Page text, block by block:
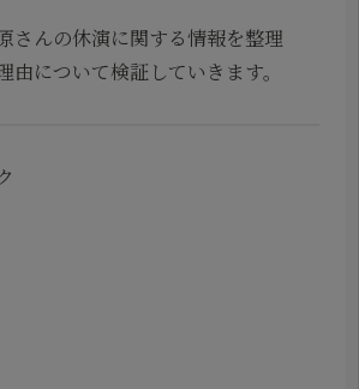
さんの休演に関する情報を整理
由について検証していきます。